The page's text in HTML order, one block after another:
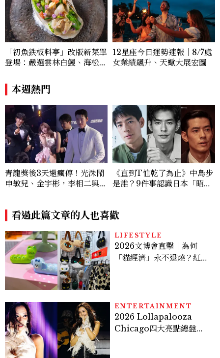
記錄時代，更是溫柔的行動——在每一段訪
談與每一篇文章裡，留下值得反覆回味的
光。
「初魚鉄板料亭」改版新菜單
登場：嚴選雲林白鰻、海松貝
級優惠
12星座今日運勢速報｜8/7處
女業績飆升、天蠍大展宏圖
本週熱門
青龍獎後3天還瘋傳！光洙鬧
申敏兒、金宇彬，李相二與金
個你可能錯過的漏網鏡頭
《直到T恤乾了為止》中島步
是誰？9件事認識日本「昭和
看過此篇文章的人也喜歡
LIFESTYLE
2026文博會直擊｜為何
「貓經濟」永不退燒？紅到
ENTERTAINMENT
2026 Lollapalooza
Chicago四大亮點總盤